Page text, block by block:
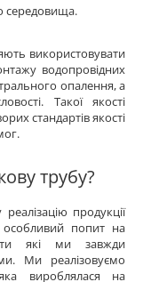
середовища.
використовувати
водопровідних
опалення, а
Такої якості
стандартів якості
трубу?
продукції
особливий попит на
які ми завжди
Ми реалізовуємо
вироблялася на